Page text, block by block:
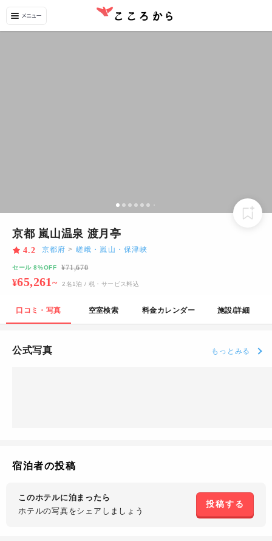
京都 嵐山温泉 渡月亭
4.2 京都府 > 嵯峨・嵐山・保津峡
セール 8%OFF ¥71,670
¥65,261 ~ 2名1泊 / 税・サービス料込
口コミ・写真 空室検索 料金カレンダー 施設/詳細
公式写真 もっとみる
宿泊者の投稿
このホテルに泊まったら
ホテルの写真をシェアしましょう
投稿する